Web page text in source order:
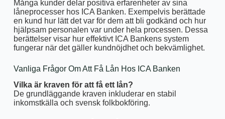
Många kunder delar positiva erfarenheter av sina
låneprocesser hos ICA Banken. Exempelvis berättade
en kund hur lätt det var för dem att bli godkänd och hur
hjälpsam personalen var under hela processen. Dessa
berättelser visar hur effektivt ICA Bankens system
fungerar när det gäller kundnöjdhet och bekvämlighet.
Vanliga Frågor Om Att Få Lån Hos ICA Banken
Vilka är kraven för att få ett lån?
De grundläggande kraven inkluderar en stabil
inkomstkälla och svensk folkbokföring.